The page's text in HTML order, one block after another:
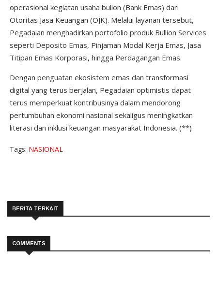
operasional kegiatan usaha bulion (Bank Emas) dari
Otoritas Jasa Keuangan (OJK). Melalui layanan tersebut,
Pegadaian menghadirkan portofolio produk Bullion Services
seperti Deposito Emas, Pinjaman Modal Kerja Emas, Jasa
Titipan Emas Korporasi, hingga Perdagangan Emas.
Dengan penguatan ekosistem emas dan transformasi
digital yang terus berjalan, Pegadaian optimistis dapat
terus memperkuat kontribusinya dalam mendorong
pertumbuhan ekonomi nasional sekaligus meningkatkan
literasi dan inklusi keuangan masyarakat Indonesia. (**)
Tags: NASIONAL
BERITA TERKAIT
COMMENTS